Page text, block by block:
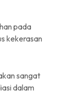
pada
kekerasan
sangat
dalam